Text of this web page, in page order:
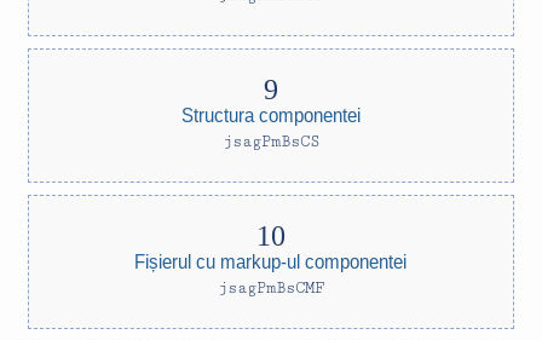
Structura componentei
jsagPmBsCS
Fișierul cu markup-ul componentei
jsagPmBsCMF